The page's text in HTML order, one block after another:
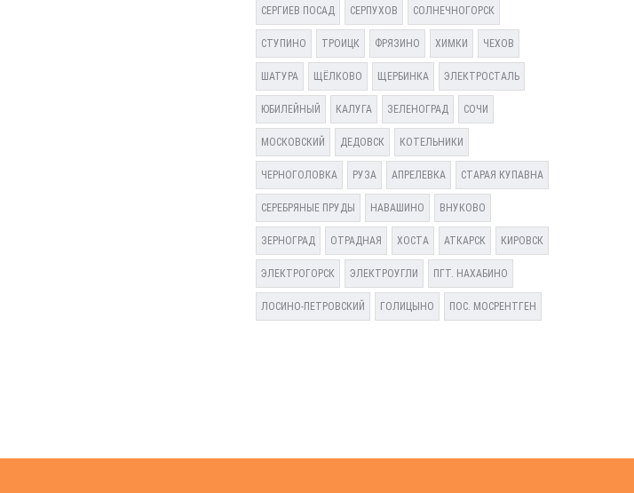
СЕРГИЕВ ПОСАД СЕРПУХОВ СОЛНЕЧНОГОРСК
СТУПИНО ТРОИЦК ФРЯЗИНО ХИМКИ ЧЕХОВ
ШАТУРА ЩЁЛКОВО ЩЕРБИНКА ЭЛЕКТРОСТАЛЬ
ЮБИЛЕЙНЫЙ КАЛУГА ЗЕЛЕНОГРАД СОЧИ
МОСКОВСКИЙ ДЕДОВСК КОТЕЛЬНИКИ
ЧЕРНОГОЛОВКА РУЗА АПРЕЛЕВКА СТАРАЯ КУПАВНА
СЕРЕБРЯНЫЕ ПРУДЫ НАВАШИНО ВНУКОВО
ЗЕРНОГРАД ОТРАДНАЯ ХОСТА АТКАРСК КИРОВСК
ЭЛЕКТРОГОРСК ЭЛЕКТРОУГЛИ ПГТ. НАХАБИНО
ЛОСИНО-ПЕТРОВСКИЙ ГОЛИЦЫНО ПОС. МОСРЕНТГЕН